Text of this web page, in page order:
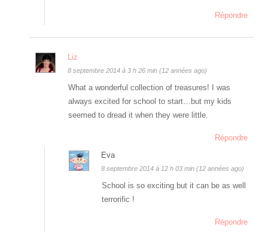
Répondre
Liz
8 septembre 2014 à 3 h 26 min (12 années ago)
What a wonderful collection of treasures! I was
always excited for school to start…but my kids
seemed to dread it when they were little.
Répondre
Eva
8 septembre 2014 à 12 h 03 min (12 années ago)
School is so exciting but it can be as well
terrorific !
Répondre